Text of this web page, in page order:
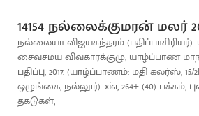
14154 நல்லைக்குமரன் மலர்
நல்லையா விஜயசுந்தரம்
சைவசமய விவகாரக்குழு, யாழ்ப்பாண
பதிப்பு, 2017. (யாழ்ப்பாணம்: மதி கலர்ஸ், 15/
ஒழுங்கை, நல்லூர்). xiஎ, 264+ (40) பக்கம்,
தகடுகள்,